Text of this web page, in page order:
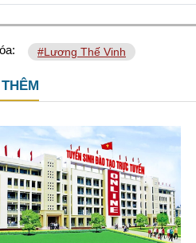
#Lương Thế Vinh